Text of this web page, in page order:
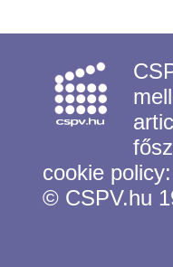
cookie policy:
© CSPV.hu